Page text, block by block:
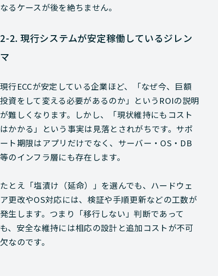
なるケースが後を絶ちません。
2-2. 現行システムが安定稼働しているジレン
マ
現行ECCが安定している企業ほど、「なぜ今、巨額
投資をして変える必要があるのか」というROIの説明
が難しくなります。しかし、「現状維持にもコスト
はかかる」という事実は見落とされがちです。サポ
ート期限はアプリだけでなく、サーバー・OS・DB
等のインフラ層にも存在します。
たとえ「塩漬け（延命）」を選んでも、ハードウェ
ア更改やOS対応には、検証や手順更新などの工数が
発生します。つまり「移行しない」判断であって
も、安全な維持には相応の設計と追加コストが不可
欠なのです。